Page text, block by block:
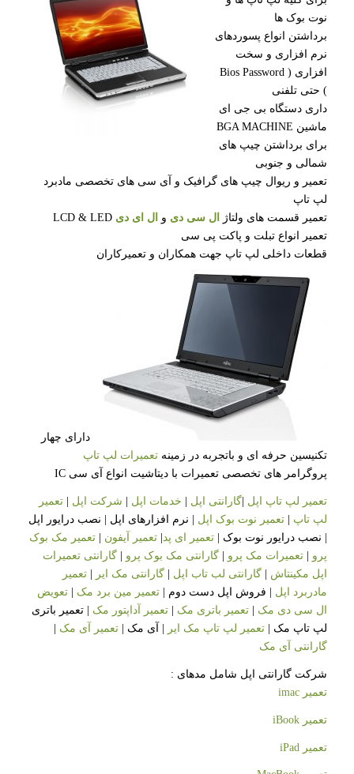
نوت بوک ها
برداشتن انواع پسوردهای
نرم افزاری و سخت
افزاری ( Bios Password
) حتی تلفنی
داری دستگاه بی جی ای
ماشین BGA MACHINE
برای برداشتن چیپ های
شمالی و جنوبی
تعمیر و ریوال چیپ های گرافیک و آی سی های تخصصی مادبرد
لپ تاپ
تعمیر قسمت های ولتاژ
ال سی دی و ال ای دی
تعمیر انواع تبلت و پاکت پی سی
قطعات داخلی لپ تاپ جهت همکاران و تعمیرکاران
دارای چهار
تکنیسین حرفه ای و باتجربه در زمینه تعمیرات لپ تاپ
پروگرامر های تخصصی تعمیرات با دیتاشیت انواع آی سی IC
تعمیر لپ تاپ اپل گارانتی اپل خدمات اپل شرکت اپل
تعمیر
لپ تاپ
تعمیر نوت بوک اپل | نرم افزارهای اپل | نصب درایور اپل
| نصب درایور نوت بوک |
تعمیر ای پد تعمیر آیفون
تعمیر مک بوک
پرو
تعمیرات مک پرو گارانتی مک بوک پرو
گارانتی تعمیرات
اپل مکینتاش
گارانتی لب تاب اپل گارانتی مک ایر
تعمیر
مادربرد اپل | فروش اپل دست دوم | تعمیر مین برد مک
تعویض
ال سی دی مک
تعمیر باتری مک تعمیر آداپتور مک
| تعمیر باتری
لپ تاپ مک | تعمیر لپ تاپ مک ایر | آی مک | تعمیر آی مک
گارانتی آی مک
شرکت گارانتی اپل شامل مدهای :
تعمیر imac
تعمیر iBook
تعمیر iPad